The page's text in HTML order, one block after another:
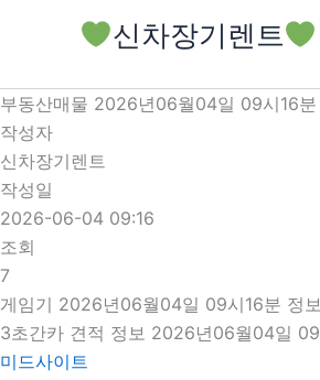
로
건
너
뛰
기
신차장기렌트
부동산매물 2026년06월04일 09시16분
작성자
신차장기렌트
작성일
2026-06-04 09:16
조회
7
게임기 2026년06월04일 09시16분 정
3초간카 견적 정보 2026년06월04일
미드사이트